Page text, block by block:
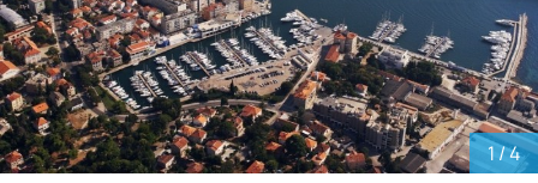
1 / 4
3
4 5 6 7
10
11 12 13 14 15
16
17
18 19 20 21 22
23
24
25 26 27 28 29
30
31
1 2 3 4 5 6